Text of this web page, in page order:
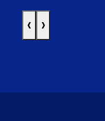
‹ ›